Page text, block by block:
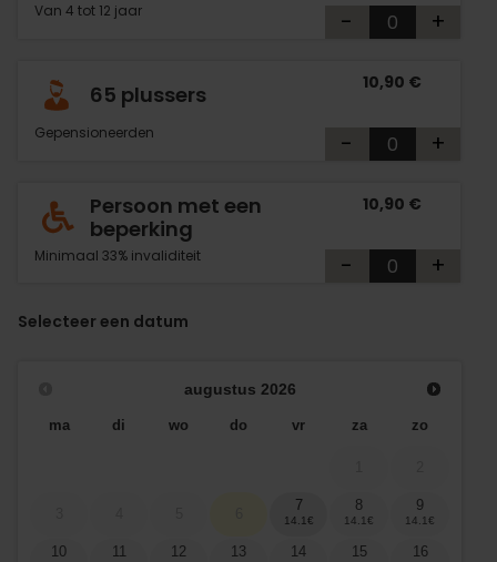
Van 4 tot 12 jaar - +
65 plussers
Gepensioneerden
10,90 €
- +
Persoon met een
beperking
Minimaal 33% invaliditeit
10,90 €
- +
Selecteer een datum
augustus 2026
ma di wo do vr za zo
7 8 9
10 11 12 13 14 15 16